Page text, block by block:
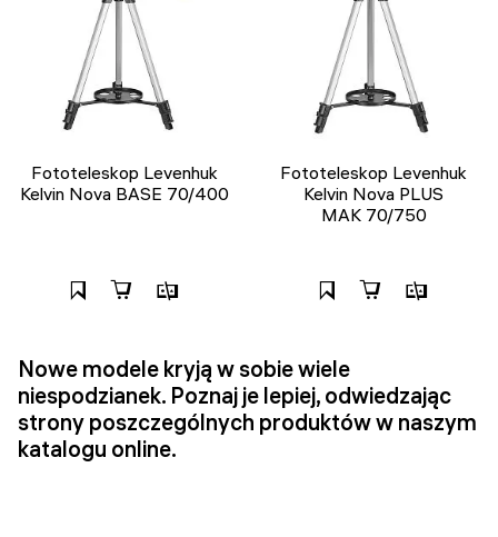
Fototeleskop Levenhuk
Kelvin Nova BASE 70/400
Fototeleskop Levenhuk
Kelvin Nova PLUS
MAK 70/750
Nowe modele kryją w sobie wiele
niespodzianek. Poznaj je lepiej, odwiedzając
strony poszczególnych produktów w naszym
katalogu online.